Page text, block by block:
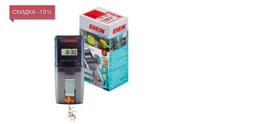
СКИДКА -15%